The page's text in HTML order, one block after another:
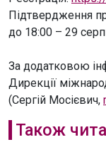
Підтвердження
до 18:00 – 29
За додатковою
Дирекції
(Сергій Мосієвич,
Також